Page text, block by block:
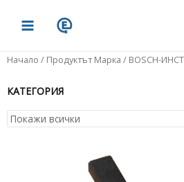
MENU
Начало / Продуктът Марка / BOSCH-
КАТЕГОРИЯ